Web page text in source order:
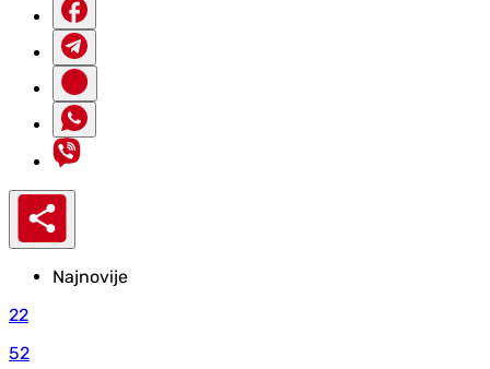
Najnovije
22
52